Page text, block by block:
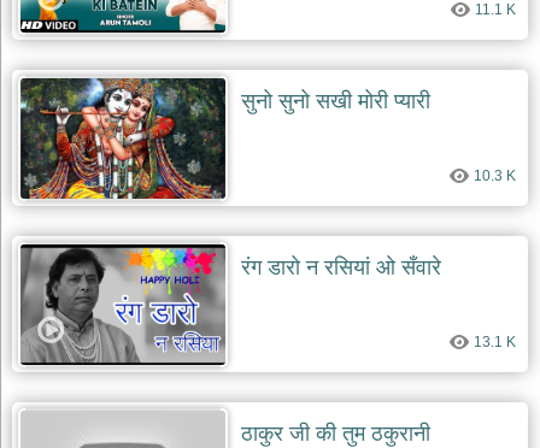
11.1 K
सुनो सुनो सखी मोरी प्यारी
10.3 K
रंग डारो न रसियां ओ सँवारे
13.1 K
ठाकुर जी की तुम ठकुरानी